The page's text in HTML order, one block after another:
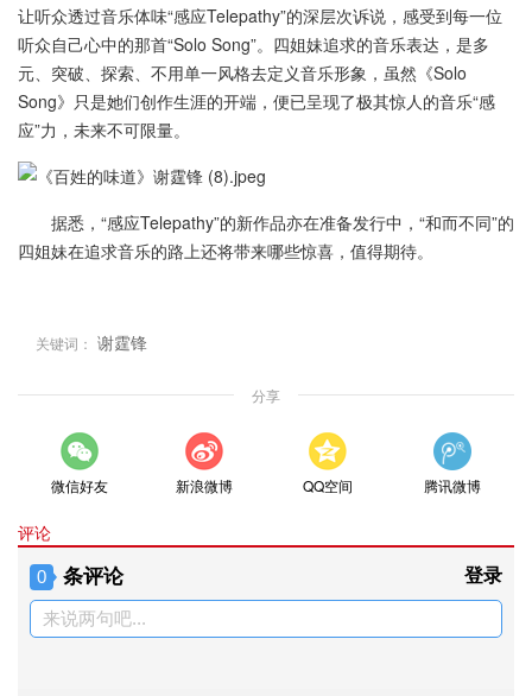
让听众透过音乐体味“感应Telepathy”的深层次诉说，感受到每一位
听众自己心中的那首“Solo Song”。四姐妹追求的音乐表达，是多
元、突破、探索、不用单一风格去定义音乐形象，虽然《Solo
Song》只是她们创作生涯的开端，便已呈现了极其惊人的音乐“感
应”力，未来不可限量。
据悉，“感应Telepathy”的新作品亦在准备发行中，“和而不同”的
四姐妹在追求音乐的路上还将带来哪些惊喜，值得期待。
关键词： 谢霆锋
分享
微信好友 新浪微博 QQ空间 腾讯微博
评论
0 条评论 登录
来说两句吧...